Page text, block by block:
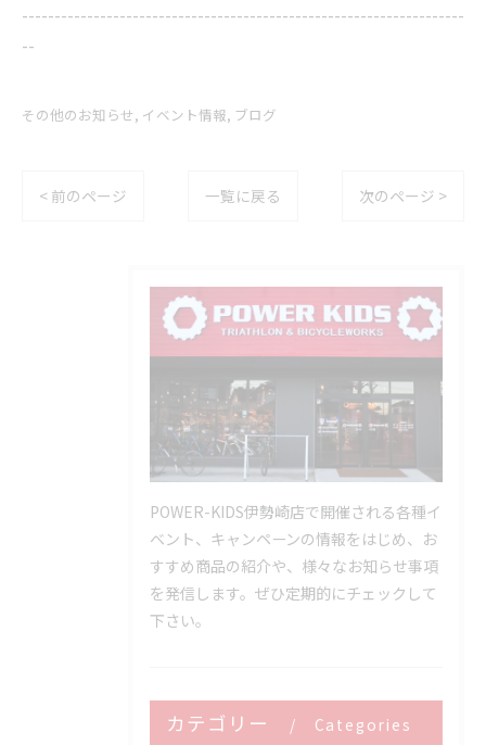
--------------------------------------------------------------------
--
その他のお知らせ イベント情報 ブログ
< 前のページ 一覧に戻る 次のページ >
POWER-KIDS伊勢崎店で開催される各種イ
ベント、キャンペーンの情報をはじめ、お
すすめ商品の紹介や、様々なお知らせ事項
を発信します。ぜひ定期的にチェックして
下さい。
カテゴリー Categories